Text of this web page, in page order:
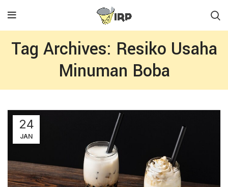
Tag Archives: Resiko Usaha
Minuman Boba
24
JAN